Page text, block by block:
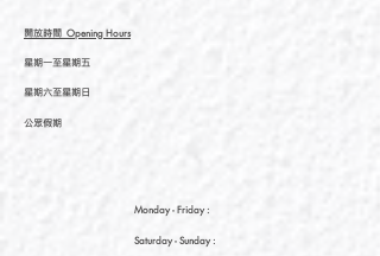
開放時間 Opening Hours
星期一至星期五
星期六至星期日
公眾假期
Monday - Friday :
Saturday- Sunday :